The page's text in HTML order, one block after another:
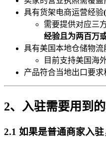
具有货架电商运营经验
需要提供对应三
经验且为两百万
具有美国本地仓储物
目前支持美国海
产品符合当地出口要
2、入驻需要用到的
2.1 如果是普通商家入驻